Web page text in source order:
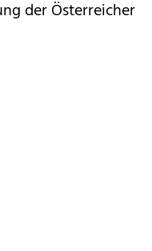
der Österreicher